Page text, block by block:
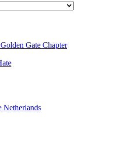
Gate Chapter
Netherlands